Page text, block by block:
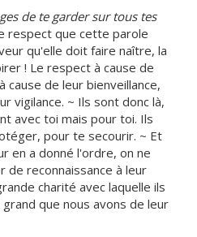
de te garder sur tous tes
respect que cette parole
qu'elle doit faire naître, la
! Le respect à cause de
cause de leur bienveillance,
vigilance. ~ Ils sont donc là,
avec toi mais pour toi. Ils
pour te secourir. ~ Et
en a donné l'ordre, on ne
de reconnaissance à leur
charité avec laquelle ils
que nous avons de leur